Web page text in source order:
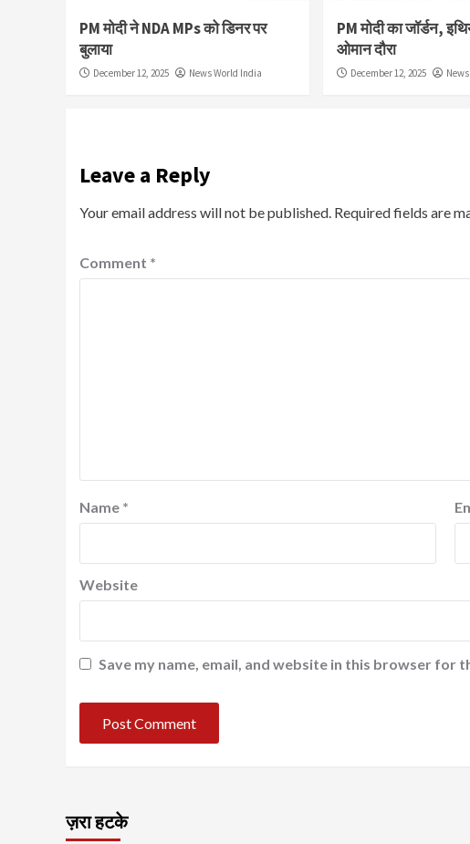
PM मोदी ने NDA MPs को डिनर पर
बुलाया
December 12, 2025 News World India
PM मोदी का जॉर्डन,
ओमान दौरा
December 12, 2025
Leave a Reply
Your email address will not be published. Required fields are
Comment *
Name *
Website
Save my name, email, and website in this browser for
ज़रा हटके